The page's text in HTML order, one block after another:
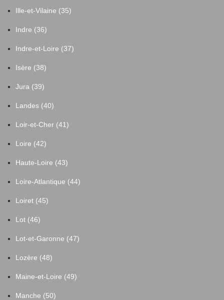
Ille-et-Vilaine (35)
Indre (36)
Indre-et-Loire (37)
Isère (38)
Jura (39)
Landes (40)
Loir-et-Cher (41)
Loire (42)
Haute-Loire (43)
Loire-Atlantique (44)
Loiret (45)
Lot (46)
Lot-et-Garonne (47)
Lozère (48)
Maine-et-Loire (49)
Manche (50)